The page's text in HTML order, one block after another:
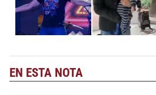
EN ESTA NOTA